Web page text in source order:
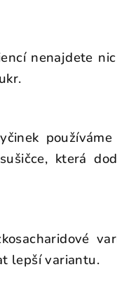
nenajdete
používáme
která
lepší variantu.